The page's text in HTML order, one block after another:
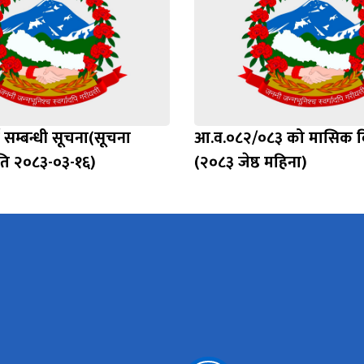
सम्बन्धी सूचना(सूचना
२०८३-०३-१६)
आ.व.०८२/०८३ को मासिक
(२०८३ जेष्ठ महिना)